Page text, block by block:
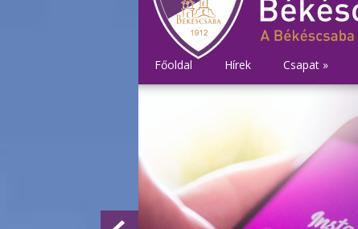
Főoldal Hírek Csapat »